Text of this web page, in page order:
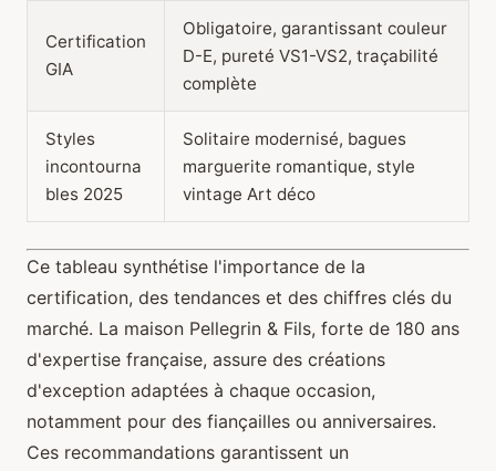
Certification
GIA
Obligatoire, garantissant couleur
D-E, pureté VS1-VS2, traçabilité
complète
Styles
incontourna
bles 2025
Solitaire modernisé, bagues
marguerite romantique, style
vintage Art déco
Ce tableau synthétise l'importance de la
certification, des tendances et des chiffres clés du
marché. La maison Pellegrin & Fils, forte de 180 ans
d'expertise française, assure des créations
d'exception adaptées à chaque occasion,
notamment pour des fiançailles ou anniversaires.
Ces recommandations garantissent un